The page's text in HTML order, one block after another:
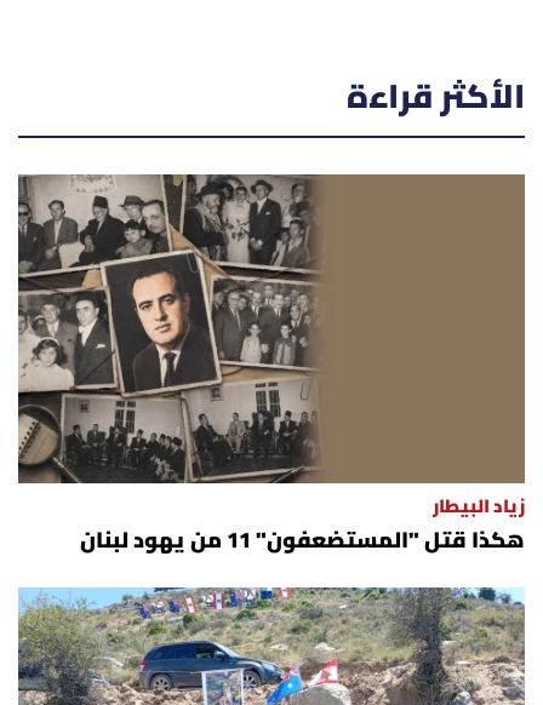
الأكثر قراءة
زياد البيطار
هكذا قتل "المستضعفون" 11 من يهود لبنان